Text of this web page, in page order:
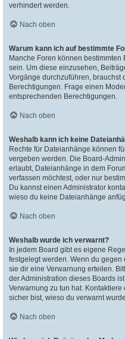
verhindert werden.
Nach oben
Warum kann ich auf bestimmte
Manche Foren können
sein. Um diese einzusehen,
Vorgänge durchzuführen, brauchst
Berechtigungen. Frage einen
entsprechenden Berechtigungen.
Nach oben
Weshalb kann ich keine
Rechte für Dateianhänge können
vergeben werden. Die Board-
erlaubt, Dateianhänge in dem
verfassen möchtest, oder nur
Du kannst einen Administrator
wieso du keine Dateianhänge
Nach oben
Weshalb wurde ich verwarnt?
In jedem Board gibt es eigene
festgelegt werden. Wenn du
sie dir eine Verwarnung erteilen.
der Administration dieses Boards
Verwarnung zu tun hat.
sicher bist, wieso du verwarnt
Nach oben